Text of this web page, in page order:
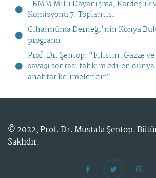
TBMM Milli Dayanışma, Kardeşlik
Komisyonu 7. Toplantısı
Cihannüma Derneği'nin Konya
programı
Prof. Dr. Şentop: “Filistin, Gazze
savaşı sonrası tahkim edilen
anahtar kelimeleridir”
© 2022,Prof. Dr. Mustafa Şentop.
Saklıdır.